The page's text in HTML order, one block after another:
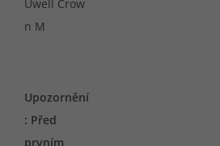
Uwell Crow
n M
Upozornění
: Před
prvním